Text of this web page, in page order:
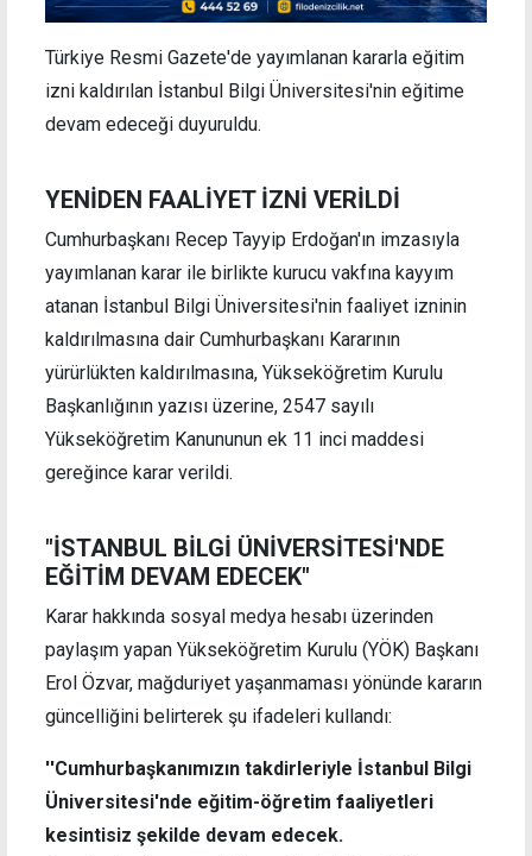
Türkiye Resmi Gazete'de yayımlanan kararla eğitim
izni kaldırılan İstanbul Bilgi Üniversitesi'nin eğitime
devam edeceği duyuruldu.
YENİDEN FAALİYET İZNİ VERİLDİ
Cumhurbaşkanı Recep Tayyip Erdoğan'ın imzasıyla
yayımlanan karar ile birlikte kurucu vakfına kayyım
atanan İstanbul Bilgi Üniversitesi'nin faaliyet izninin
kaldırılmasına dair Cumhurbaşkanı Kararının
yürürlükten kaldırılmasına, Yükseköğretim Kurulu
Başkanlığının yazısı üzerine, 2547 sayılı
Yükseköğretim Kanununun ek 11 inci maddesi
gereğince karar verildi.
"İSTANBUL BİLGİ ÜNİVERSİTESİ'NDE
EĞİTİM DEVAM EDECEK"
Karar hakkında sosyal medya hesabı üzerinden
paylaşım yapan Yükseköğretim Kurulu (YÖK) Başkanı
Erol Özvar, mağduriyet yaşanmaması yönünde kararın
güncelliğini belirterek şu ifadeleri kullandı:
''Cumhurbaşkanımızın takdirleriyle İstanbul Bilgi
Üniversitesi'nde eğitim-öğretim faaliyetleri
kesintisiz şekilde devam edecek.